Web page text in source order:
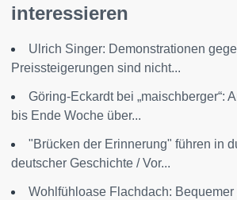
interessieren
Ulrich Singer: Demonstrationen
Preissteigerungen sind nicht...
Göring-Eckardt bei „maischberger“:
bis Ende Woche über...
"Brücken der Erinnerung" führen in
deutscher Geschichte / Vor...
Wohlfühloase Flachdach: Bequemer